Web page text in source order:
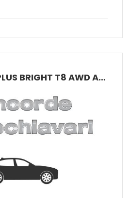
NUOVA XC90 PLUS BRIGHT T8 AWD AUT